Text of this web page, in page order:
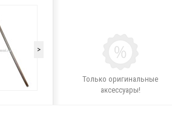
>
Только оригинальные
аксессуары!